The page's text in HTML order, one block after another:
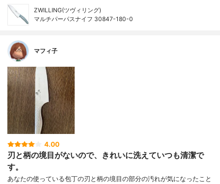
ZWILLING(ツヴィリング)
マルチパーパスナイフ 30847-180-0
マフィ子
4.00
刃と柄の境目がないので、きれいに洗えていつも清潔で
す。
あなたの使っている包丁の刃と柄の境目の部分の汚れが気になったこと